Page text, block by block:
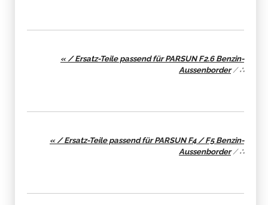
« / Ersatz-Teile passend für PARSUN F2.6 Benzin-
Aussenborder/∴
« / Ersatz-Teile passend für PARSUN F4 / F5 Benzin-
Aussenborder/∴